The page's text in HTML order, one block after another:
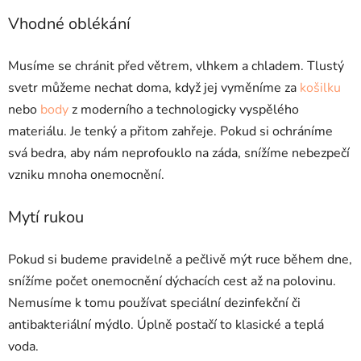
Vhodné oblékání
Musíme se chránit před větrem, vlhkem a chladem. Tlustý
svetr můžeme nechat doma, když jej vyměníme za košilku
nebo bodyz moderního a technologicky vyspělého
materiálu. Je tenký a přitom zahřeje. Pokud si ochráníme
svá bedra, aby nám neprofouklo na záda, snížíme nebezpečí
vzniku mnoha onemocnění.
Mytí rukou
Pokud si budeme pravidelně a pečlivě mýt ruce během dne,
snížíme počet onemocnění dýchacích cest až na polovinu.
Nemusíme k tomu používat speciální dezinfekční či
antibakteriální mýdlo. Úplně postačí to klasické a teplá
voda.